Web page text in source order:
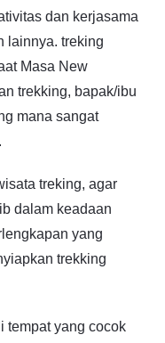
dan kerjasama
lainnya. treking
Masa New
trekking, bapak/ibu
mana sangat
treking, agar
dalam keadaan
yang
trekking
tempat yang cocok